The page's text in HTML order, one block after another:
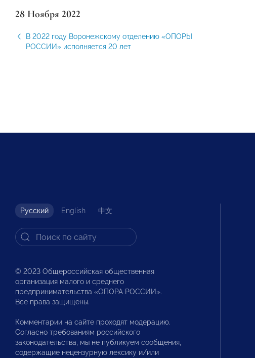
28 Ноября 2022
В 2022 году Воронежскому отделению «ОПОРЫ
РОССИИ» исполняется 20 лет
Русский English 中文
© 2023 Общероссийская общественная
организация малого и среднего
предпринимательства «ОПОРА РОССИИ».
Все права защищены.
Комментарии на сайте проходят модерацию.
Согласно требованиям российского
законодательства, мы не публикуем сообщения,
содержащие нецензурную лексику и/или